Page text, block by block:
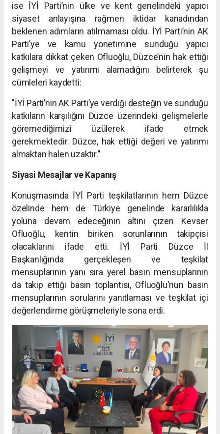
ise İYİ Parti’nin ülke ve kent genelindeki yapıcı
siyaset anlayışına rağmen iktidar kanadından
beklenen adımların atılmaması oldu. İYİ Parti’nin AK
Parti’ye ve kamu yönetimine sunduğu yapıcı
katkılara dikkat çeken Ofluoğlu, Düzce’nin hak ettiği
gelişmeyi ve yatırımı alamadığını belirterek şu
cümleleri kaydetti:
"İYİ Parti’nin AK Parti’ye verdiği desteğin ve sunduğu
katkıların karşılığını Düzce üzerindeki gelişmelerle
göremediğimizi üzülerek ifade etmek
gerekmektedir. Düzce, hak ettiği değeri ve yatırımı
almaktan halen uzaktır."
Siyasi Mesajlar ve Kapanış
Konuşmasında İYİ Parti teşkilatlarının hem Düzce
özelinde hem de Türkiye genelinde kararlılıkla
yoluna devam edeceğinin altını çizen Kevser
Ofluoğlu, kentin biriken sorunlarının takipçisi
olacaklarını ifade etti. İYİ Parti Düzce İl
Başkanlığında gerçekleşen ve teşkilat
mensuplarının yanı sıra yerel basın mensuplarının
da takip ettiği basın toplantısı, Ofluoğlu'nun basın
mensuplarının sorularını yanıtlaması ve teşkilat içi
değerlendirme görüşmeleriyle sona erdi.